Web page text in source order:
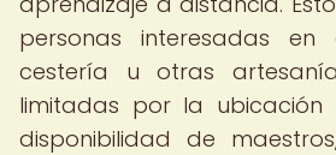
personas interesadas en
cestería u otras
limitadas por la
disponibilidad de